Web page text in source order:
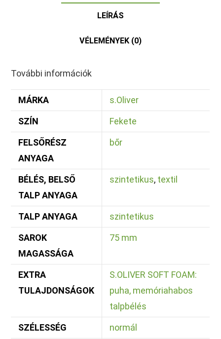
LEÍRÁS
VÉLEMÉNYEK (0)
További információk
MÁRKA s.Oliver
SZÍN Fekete
FELSŐRÉSZ
ANYAGA
bőr
BÉLÉS, BELSŐ
TALP ANYAGA
szintetikus, textil
TALP ANYAGA szintetikus
SAROK
MAGASSÁGA
75 mm
EXTRA
TULAJDONSÁGOK
S.OLIVER SOFT FOAM:
puha, memóriahabos
talpbélés
SZÉLESSÉG normál